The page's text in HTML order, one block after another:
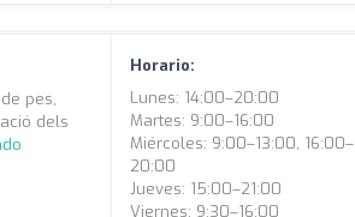
pes,
dels
Horario:
Lunes: 14:00–20:00
Martes: 9:00–16:00
Miércoles: 9:00–13:00, 16:00–
20:00
Jueves: 15:00–21:00
Viernes: 9:30–16:00